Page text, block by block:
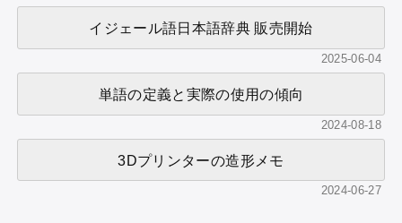
イジェール語日本語辞典 販売開始
2025-06-04
単語の定義と実際の使用の傾向
2024-08-18
3Dプリンターの造形メモ
2024-06-27